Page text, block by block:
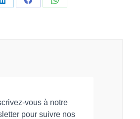
PartagerPartagerPartager